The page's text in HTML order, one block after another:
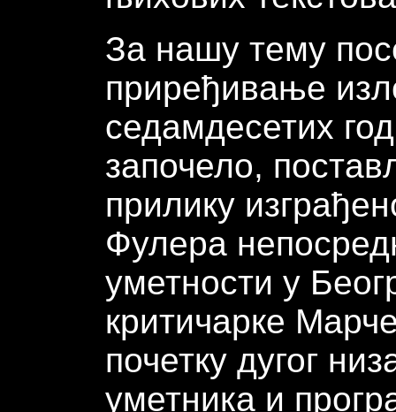
За нашу тему
приређивање
седамдесетих
започело,
прилику
Фулера
уметности у
критичарке
почетку дугог
уметника и